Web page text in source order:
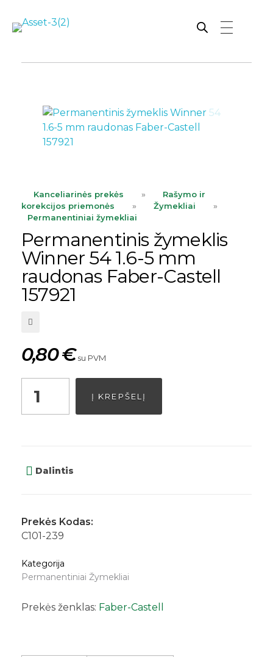
Kanceliarinės prekės »
Rašymo ir
korekcijos priemonės
» Žymekliai
»
Permanentiniai žymekliai
Permanentinis žymeklis
Winner 54 1.6-5 mm
raudonas Faber-Castell
157921
0,80€ su PVM
Į KREPŠELĮ
Dalintis
Prekės Kodas:
C101-239
Kategorija
Permanentiniai Žymekliai
Prekės ženklas: Faber-Castell